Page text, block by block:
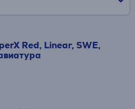
Red, Linear, SWE,